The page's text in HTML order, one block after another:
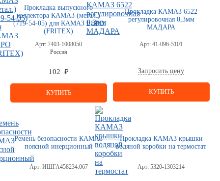
Прокладка выпускного
коллектора КАМАЗ (метал.)
(719-54-05) для КАМАЗ ЕВРО
(FRITEX)
Арт: 7403-1008050
Россия
102 ₽
КУПИТЬ
Прокладка КАМАЗ 6522
регулировочная 0,3мм
МАДАРА
Арт: 41-096-5101
Запросить цену
КУПИТЬ
Ремень безопасности КАМАЗ
поясной инерционный
Арт:ИШГА458234.067
Прокладка КАМАЗ крышки
водяной коробки на термостат
Арт: 5320-1303214